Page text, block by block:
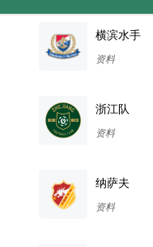
横滨水手
资料
浙江队
资料
纳萨夫
资料